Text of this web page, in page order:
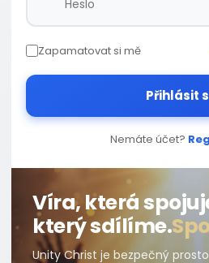
Zapamatovat si mě
Přihlásit
Nemáte účet?
Víra, která
který sdílíme.
Unity Christ je bezpečný